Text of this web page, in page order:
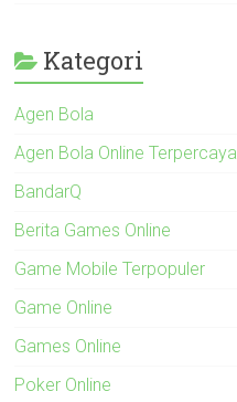
Kategori
Agen Bola
Agen Bola Online Terpercaya
BandarQ
Berita Games Online
Game Mobile Terpopuler
Game Online
Games Online
Poker Online